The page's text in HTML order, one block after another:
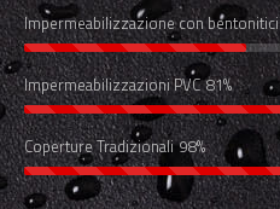
Impermeabilizzazione con bentonitici
Impermeabilizzazioni PVC 81%
Coperture Tradizionali 98%